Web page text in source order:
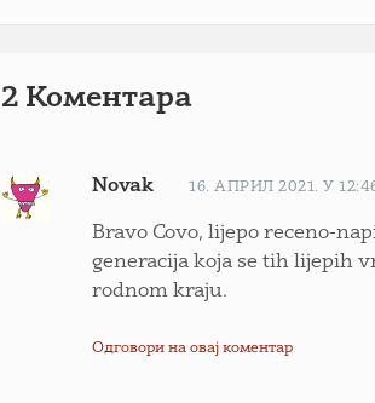
2 Коментарa
Novak 16. АПРИЛ 2021. У
Bravo Covo, lijepo receno-
generacija koja se tih lijepih
rodnom kraju.
Одговори на овај коментар